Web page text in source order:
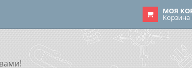
МОЯ
Корзина